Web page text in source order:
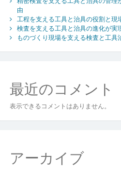
由
工程を支える工具と治具の役割と
検査を支える工具と治具の進化が
ものづくり現場を支える検査と工
最近のコメント
表示できるコメントはありません。
アーカイブ